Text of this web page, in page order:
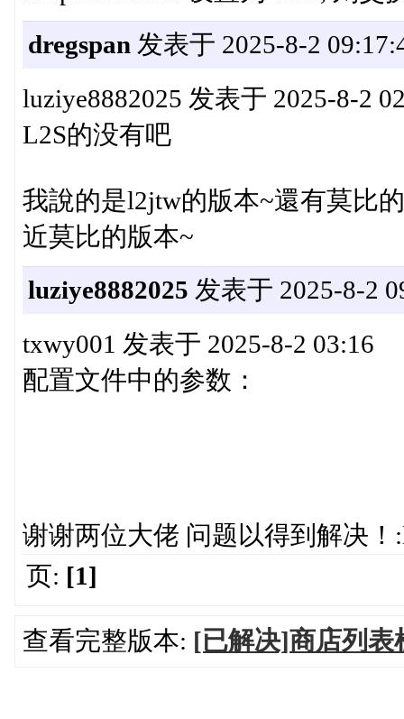
dregspan 发表于 2025-8-2
luziye8882025 发表于 2025-8-2
L2S的没有吧
我說的是l2jtw的版本~還有莫比
近莫比的版本~
luziye8882025 发表于 2025-8-2
txwy001 发表于 2025-8-2 03:16
配置文件中的参数：
谢谢两位大佬 问题以得到解决！
页: [1]
查看完整版本: [已解决]商店列表